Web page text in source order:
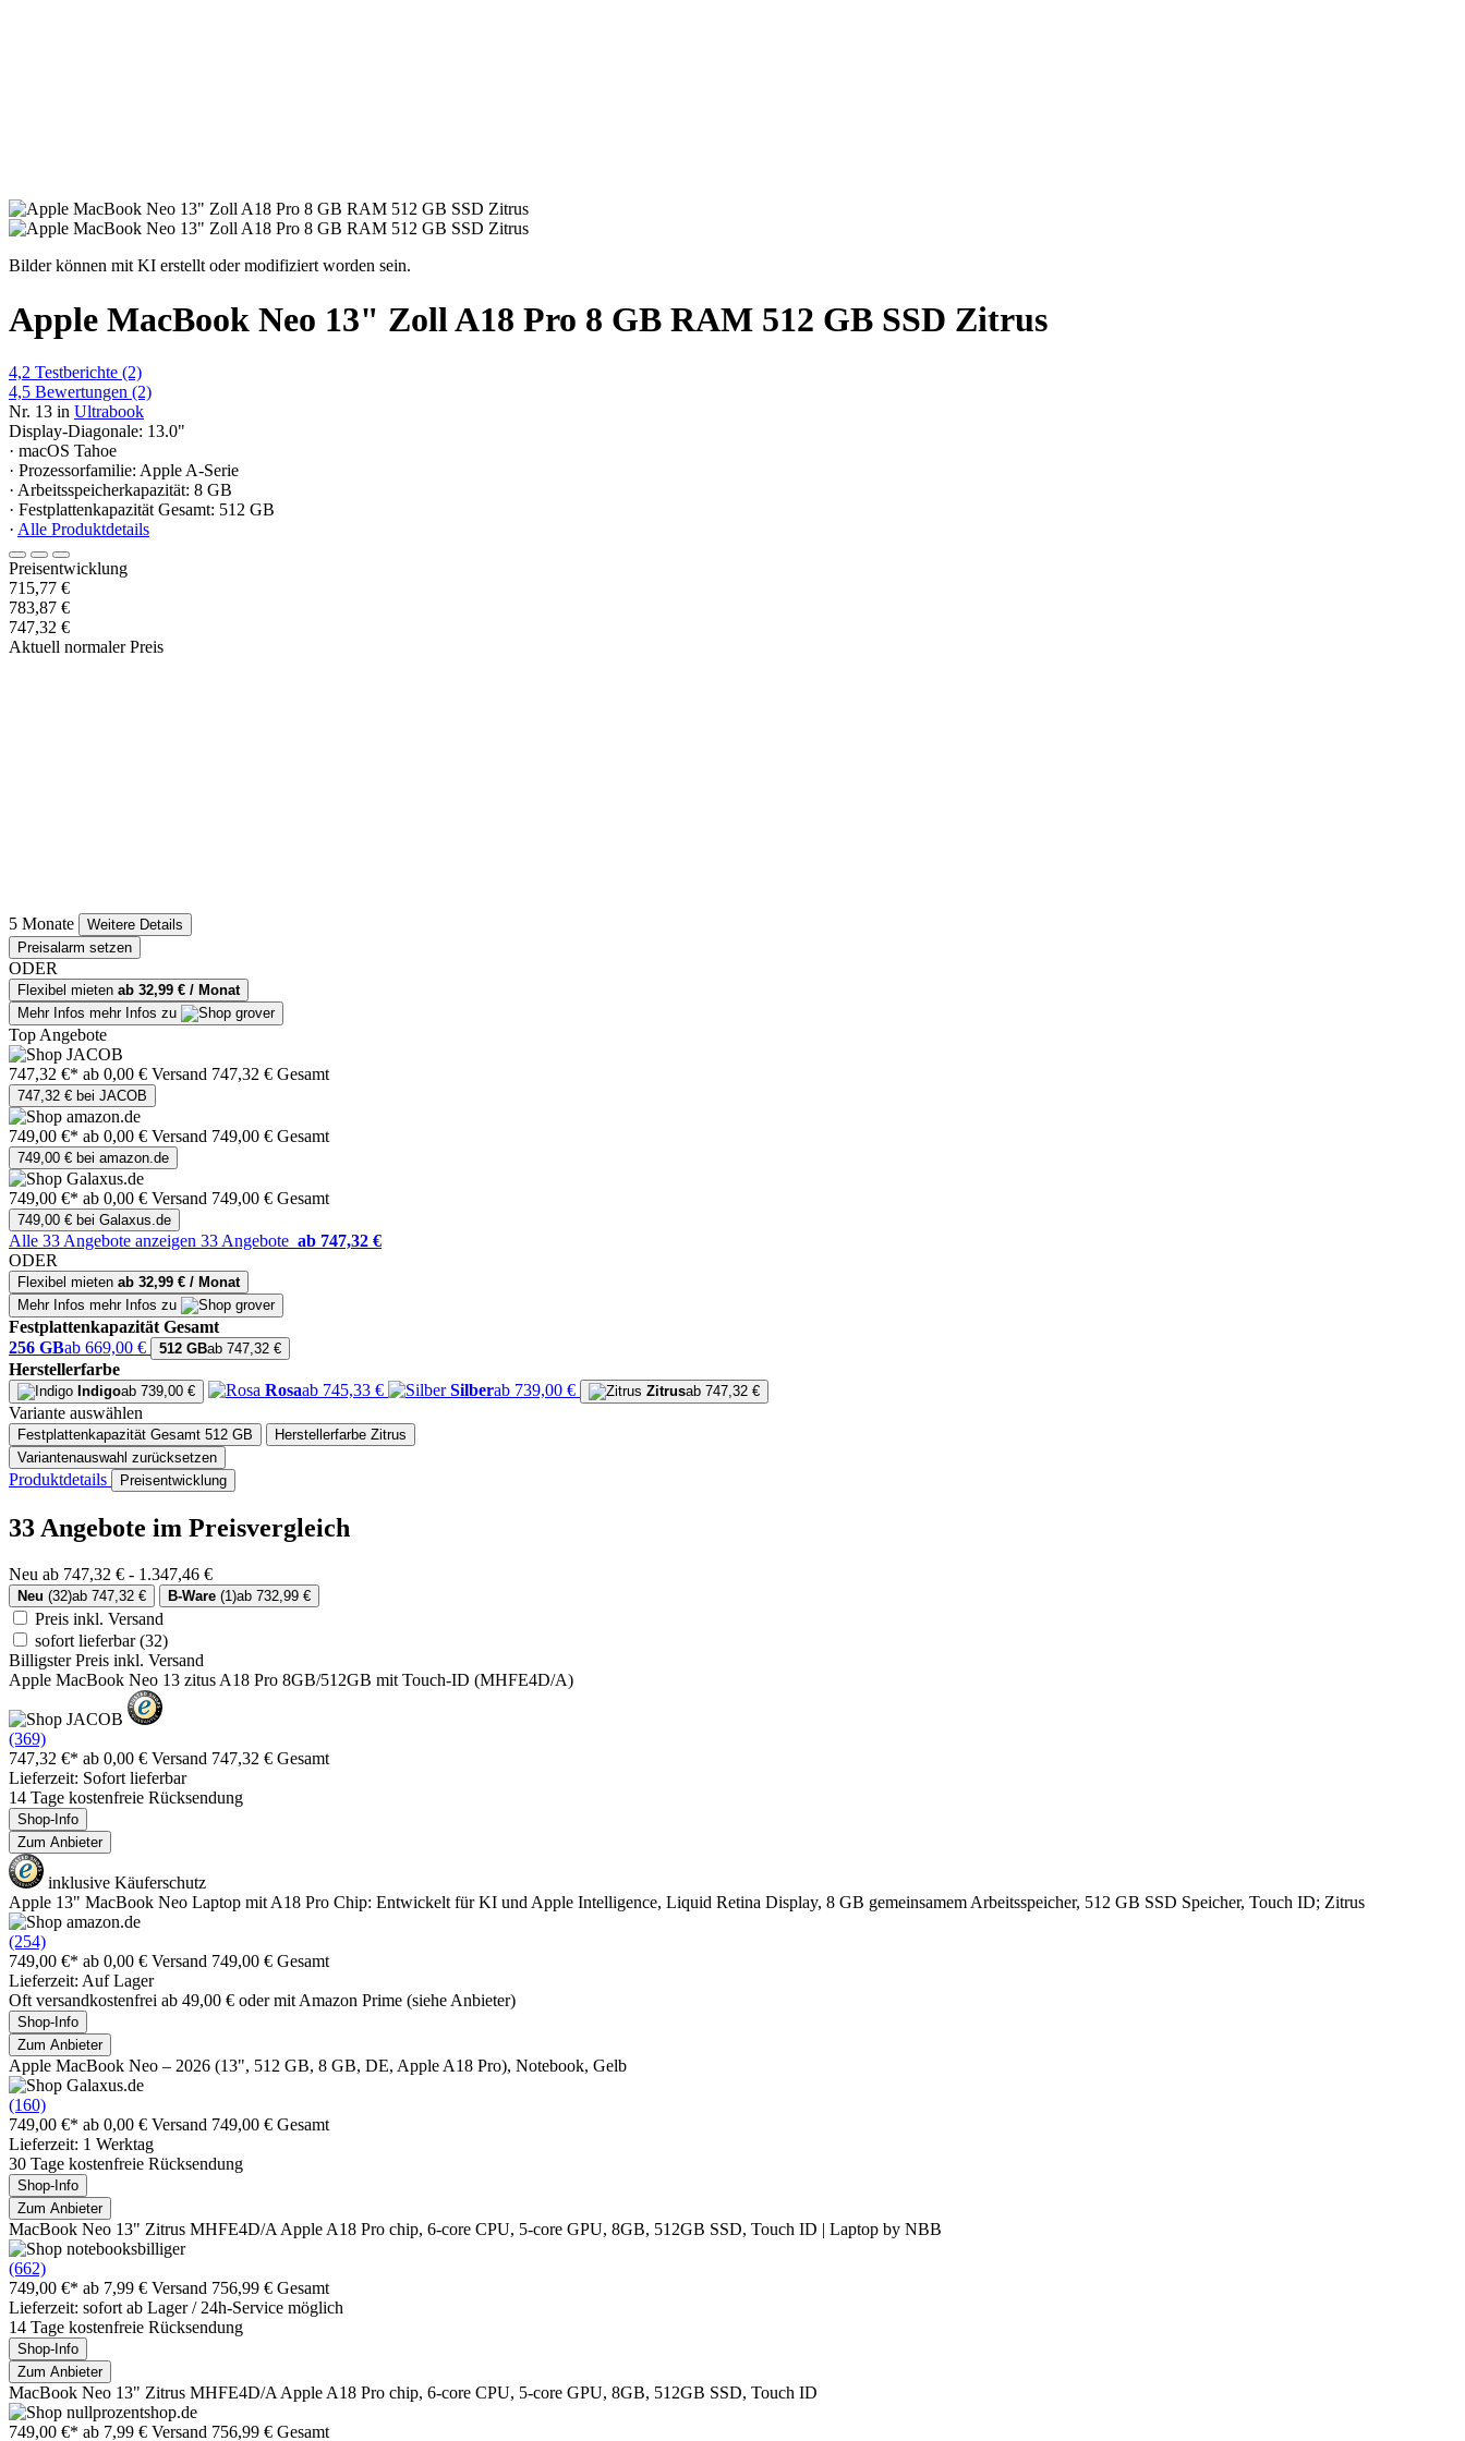
Bilder können mit KI erstellt oder modifiziert worden sein.
Apple MacBook Neo 13" Zoll A18 Pro 8 GB RAM 512 GB SSD Zitrus
4,2 Testberichte (2)
4,5 Bewertungen (2)
Nr. 13 in Ultrabook
Display-Diagonale: 13.0"
· macOS Tahoe
· Prozessorfamilie: Apple A‑Serie
· Arbeitsspeicherkapazität: 8 GB
· Festplattenkapazität Gesamt: 512 GB
· Alle Produktdetails
Preisentwicklung
715,77 €
783,87 €
747,32 €
Aktuell normaler Preis
5 Monate
Weitere Details
Preisalarm setzen
ODER
Flexibel mieten ab 32,99 € / Monat
Mehr Infos mehr Infos zu
Top Angebote
747,32 €* ab 0,00 € Versand 747,32 € Gesamt
747,32 € bei JACOB
749,00 €* ab 0,00 € Versand 749,00 € Gesamt
749,00 € bei amazon.de
749,00 €* ab 0,00 € Versand 749,00 € Gesamt
749,00 € bei Galaxus.de
Alle 33 Angebote anzeigen 33 Angebote ab 747,32 €
ODER
Flexibel mieten ab 32,99 € / Monat
Mehr Infos mehr Infos zu
Festplattenkapazität Gesamt
256 GBab 669,00 € 512 GBab 747,32 €
Herstellerfarbe
Indigoab 739,00 € Rosaab 745,33 € Silberab 739,00 € Zitrusab 747,32 €
Variante auswählen
Festplattenkapazität Gesamt 512 GB Herstellerfarbe Zitrus
Variantenauswahl zurücksetzen
Produktdetails Preisentwicklung
33 Angebote im Preisvergleich
Neu ab 747,32 € - 1.347,46 €
Neu (32)ab 747,32 € B-Ware (1)ab 732,99 €
Preis inkl. Versand
sofort lieferbar(32)
Billigster Preis inkl. Versand
Apple MacBook Neo 13 zitus A18 Pro 8GB/512GB mit Touch-ID (MHFE4D/A)
(369)
747,32 €* ab 0,00 € Versand 747,32 € Gesamt
Lieferzeit: Sofort lieferbar
14 Tage kostenfreie Rücksendung
Shop-Info
Zum Anbieter
inklusive Käuferschutz
Apple 13" MacBook Neo Laptop mit A18 Pro Chip: Entwickelt für KI und Apple Intelligence, Liquid Retina Display, 8 GB gemeinsamem Arbeitsspeicher, 512 GB SSD Speicher, Touch ID; Zitrus
(254)
749,00 €* ab 0,00 € Versand 749,00 € Gesamt
Lieferzeit: Auf Lager
Oft versandkostenfrei ab 49,00 € oder mit Amazon Prime (siehe Anbieter)
Shop-Info
Zum Anbieter
Apple MacBook Neo – 2026 (13", 512 GB, 8 GB, DE, Apple A18 Pro), Notebook, Gelb
(160)
749,00 €* ab 0,00 € Versand 749,00 € Gesamt
Lieferzeit: 1 Werktag
30 Tage kostenfreie Rücksendung
Shop-Info
Zum Anbieter
MacBook Neo 13" Zitrus MHFE4D/A Apple A18 Pro chip, 6-core CPU, 5-core GPU, 8GB, 512GB SSD, Touch ID | Laptop by NBB
(662)
749,00 €* ab 7,99 € Versand 756,99 € Gesamt
Lieferzeit: sofort ab Lager / 24h-Service möglich
14 Tage kostenfreie Rücksendung
Shop-Info
Zum Anbieter
MacBook Neo 13" Zitrus MHFE4D/A Apple A18 Pro chip, 6-core CPU, 5-core GPU, 8GB, 512GB SSD, Touch ID
749,00 €* ab 7,99 € Versand 756,99 € Gesamt